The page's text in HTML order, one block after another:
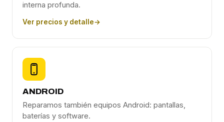
interna profunda.
Ver precios y detalle→
ANDROID
Reparamos también equipos Android: pantallas,
baterías y software.